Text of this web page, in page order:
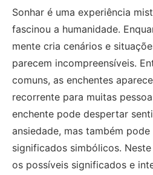
Sonhar é uma experiência
fascinou a humanidade.
mente cria cenários e
parecem incompreensíveis.
comuns, as enchentes
recorrente para muitas
enchente pode despertar
ansiedade, mas também
significados simbólicos.
os possíveis significados e